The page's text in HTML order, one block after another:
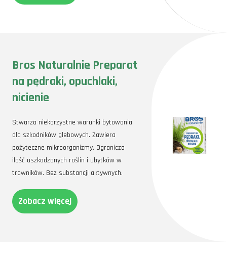
Bros Naturalnie Preparat
na pędraki, opuchlaki,
nicienie
Stwarza niekorzystne warunki bytowania
dla szkodników glebowych. Zawiera
pożyteczne mikroorganizmy. Ogranicza
ilość uszkodzonych roślin i ubytków w
trawników. Bez substancji aktywnych.
Zobacz więcej